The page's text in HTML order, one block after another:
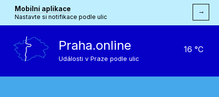
Mobilní aplikace
Nastavte si notifikace podle ulic
→
Praha.online
Události v Praze podle ulic
16 °C